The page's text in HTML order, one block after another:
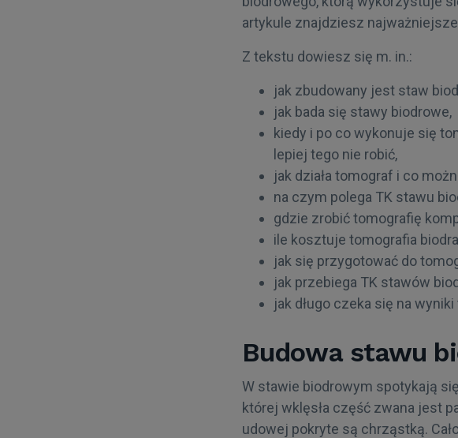
artykule znajdziesz
Z tekstu dowiesz się m. in.:
jak zbudowany jest staw
jak bada się stawy biodrowe,
kiedy i po co wykonuje się
lepiej tego nie robić,
jak działa tomograf i co
na czym polega TK stawu
gdzie zrobić tomografię
ile kosztuje tomografia
jak się przygotować do
jak przebiega TK stawów
jak długo czeka się na
Budowa stawu
W stawie biodrowym spotykają
której wklęsła część zwana jest
udowej pokryte są chrząstką.